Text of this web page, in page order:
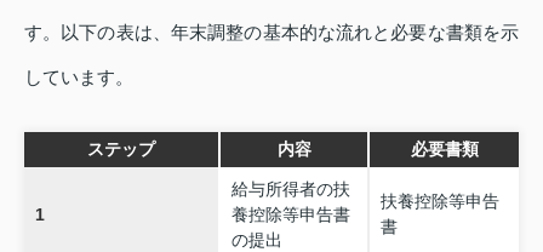
す。以下の表は、年末調整の基本的な流れと必要な書類を示
しています。
ステップ 内容 必要書類
1
給与所得者の扶
養控除等申告書
の提出
扶養控除等申告
書